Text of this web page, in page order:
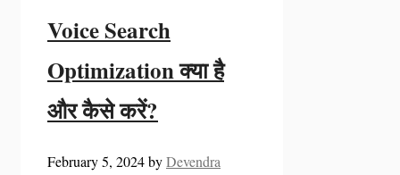
Voice Search
Optimization क्या है
और कैसे करें?
February 5, 2024byDevendra